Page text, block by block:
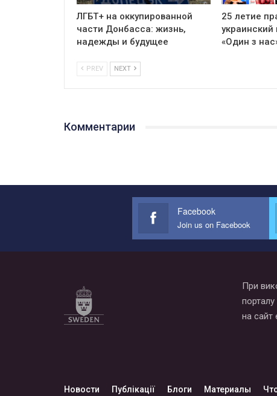
ЛГБТ+ на оккупированной
части Донбасса: жизнь,
надежды и будущее
25 летие
украинский
«Один з
PREV NEXT
Комментарии
Facebook
Join us on Facebook
При
на сайт
Новости Публікації Блоги Материалы